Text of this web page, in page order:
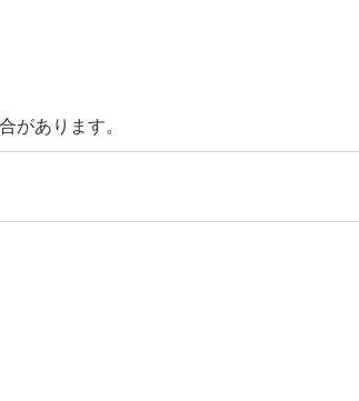
があります。